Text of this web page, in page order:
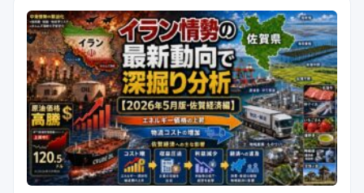
コンテナ ▼
中古パレット
再生原料 ▼
梱包資材 ▼
イラン情勢まとめ ▼